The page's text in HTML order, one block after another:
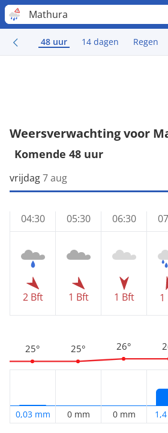
Mathura
48 uur 14 dagen Regen
Weersverwachting voor
Komende 48 uur
vrijdag7 aug
04:30
2 Bft
25°
0,03 mm
05:30
1 Bft
25°
0 mm
06:30
1 Bft
26°
0 mm
1